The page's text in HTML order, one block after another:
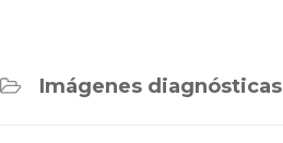
Imágenes diagnósticas